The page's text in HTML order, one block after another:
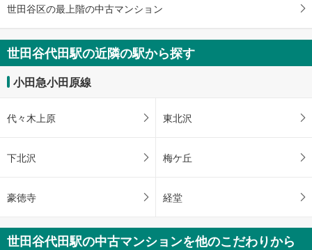
・
件
を
マ
イ
ー
に
す
世田谷区の最上階の中古マンション
世田谷代田駅の近隣の駅から探す
小田急小田原線
代々木上原 東北沢
下北沢 梅ケ丘
豪徳寺 経堂
世田谷代田駅の中古マンションを他のこだわりから